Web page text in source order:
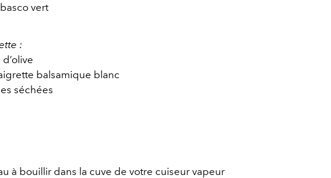
vert
:
d’olive
balsamique blanc
séchées
à bouillir dans la cuve de votre cuiseur vapeur